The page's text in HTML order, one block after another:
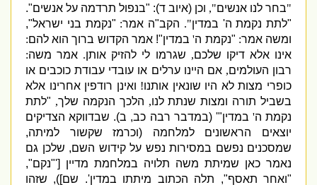
בחר לנו אנשים",וכן(איוב ד)
: "בנפול תרדמה על אנשים".
לתת נקמת ה 'במדין".הקב"ה אמר:
"נקמת בני ישראל",
ומשה אמר:
"נקמת ה' במדין"!אמר הקדוש ברוך הוא להם:
אינו אלא דיקו שלכם,שגרמו לי להזיק אותן.אמר משה:
רבון העולמים,אם היינו ערלים או עובדי עבודת כוכבים או
כופרי מצות לא היו שונאין אותנו!ואינן רודפין אחרינו אלא
בשביל תורה ומצות שנתת לנו,הלכך הנקמה שלך,
"לתת
נקמת ה 'במדין"' (במדבר רבה כב,ב ).שבדווקא הצדיקים
יוצאים הראשונים למלחמה
וכרמז שקשור למיתה,
שמסכנים נפשם במסירות נפש על קידוש השם,שלכן גם
נאמר כאן שמיתת משה תלויה במלחמת מדיין['" נקם",
ואחר תאסף",תלה הכתוב מיתתו במדין'.שם]),שזהו